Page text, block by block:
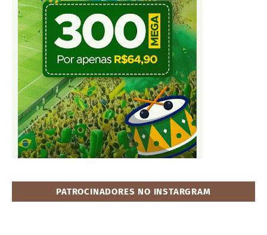
PATROCINADORES NO INSTARGRAM